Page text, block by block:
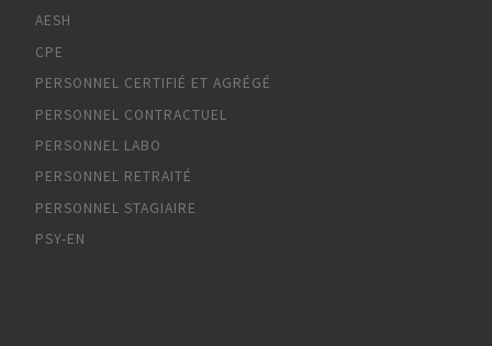
AESH
CPE
PERSONNEL CERTIFIÉ ET AGRÉGÉ
PERSONNEL CONTRACTUEL
PERSONNEL LABO
PERSONNEL RETRAITÉ
PERSONNEL STAGIAIRE
PSY-EN